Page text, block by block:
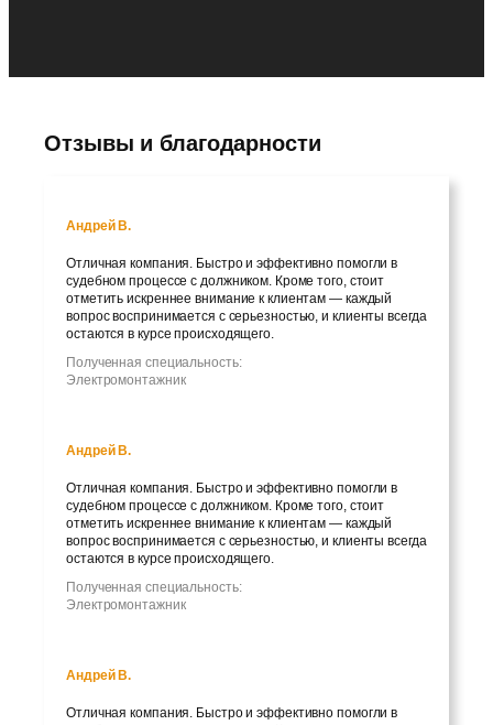
Отзывы и благодарности
Андрей В.
Отличная компания. Быстро и эффективно помогли в
судебном процессе с должником. Кроме того, стоит
отметить искреннее внимание к клиентам — каждый
вопрос воспринимается с серьезностью, и клиенты всегда
остаются в курсе происходящего.
Полученная специальность:
Электромонтажник
Андрей В.
Отличная компания. Быстро и эффективно помогли в
судебном процессе с должником. Кроме того, стоит
отметить искреннее внимание к клиентам — каждый
вопрос воспринимается с серьезностью, и клиенты всегда
остаются в курсе происходящего.
Полученная специальность:
Электромонтажник
Андрей В.
Отличная компания. Быстро и эффективно помогли в